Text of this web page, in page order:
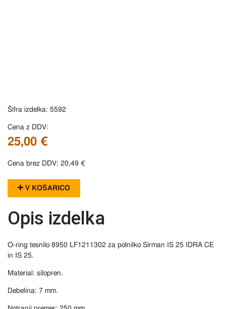
Šifra izdelka: 5592
Cena z DDV:
25,00 €
Cena brez DDV: 20,49 €
V KOŠARICO
Opis izdelka
O-ring tesnilo 8950 LF1211302 za polnilko Sirman IS 25 IDRA CE
in IS 25.
Material: silopren.
Debelina: 7 mm.